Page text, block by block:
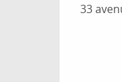
33